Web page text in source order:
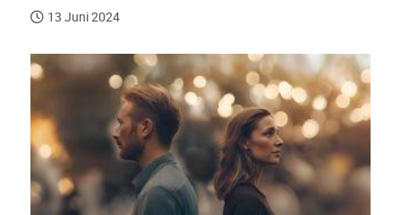
13 Juni 2024